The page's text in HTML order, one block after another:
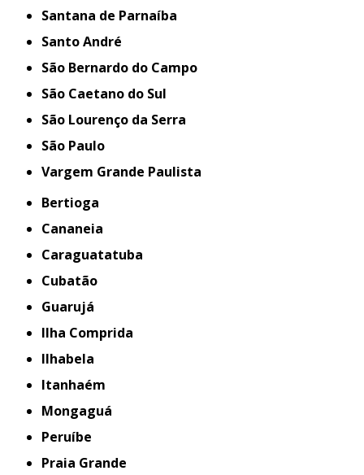
Santana de Parnaíba
Santo André
São Bernardo do Campo
São Caetano do Sul
São Lourenço da Serra
São Paulo
Vargem Grande Paulista
Bertioga
Cananeia
Caraguatatuba
Cubatão
Guarujá
Ilha Comprida
Ilhabela
Itanhaém
Mongaguá
Peruíbe
Praia Grande